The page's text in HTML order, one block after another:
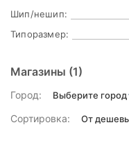
Шип/нешип:
Типоразмер:
Магазины (1)
Город:
Сортировка: